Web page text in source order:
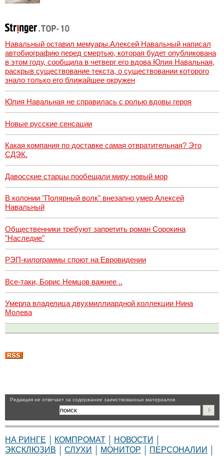
Навальный оставил мемуары.Алексей Навальный написал
автобиографию перед смертью, которая будет опубликована
в этом году, сообщила в четверг его вдова Юлия Навальная,
раскрыв существование текста, о существовании которого
знало только его ближайшее окружен
Юлия Навальная не справилась с ролью вдовы героя
Новые русские сенсации
Какая компания по доставке самая отвратительная? Это
СДЭК.
Давосские старцы пообещали миру новый мор
В колонии "Полярный волк" внезапно умер Алексей
Навальный
Общественники требуют запретить роман Сорокина
"Наследие"
РЭП-килограммы споют на Евровидении
Все-таки, Борис Немцов важнее ..
Умерла владелица двухмиллиардной коллекции Нина
Молева
Pедакция не отвечает за содержание заимствованных материалов
НА РИНГЕ КОМПРОМАТ
НОВОСТИ
ЭКСКЛЮЗИВ
СЛУХИ МОНИТОР
ПЕРСОНАЛИИ